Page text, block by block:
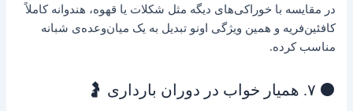
در مقایسه با خوراکی‌های دیگه مثل شکلات یا قهوه، هندوانه کاملاً
کافئین‌فریه و همین ویژگی اونو تبدیل به یک میان‌وعده‌ی شبانه
مناسب کرده.
⚫ ۷. همیار خواب در دوران بارداری 🤰